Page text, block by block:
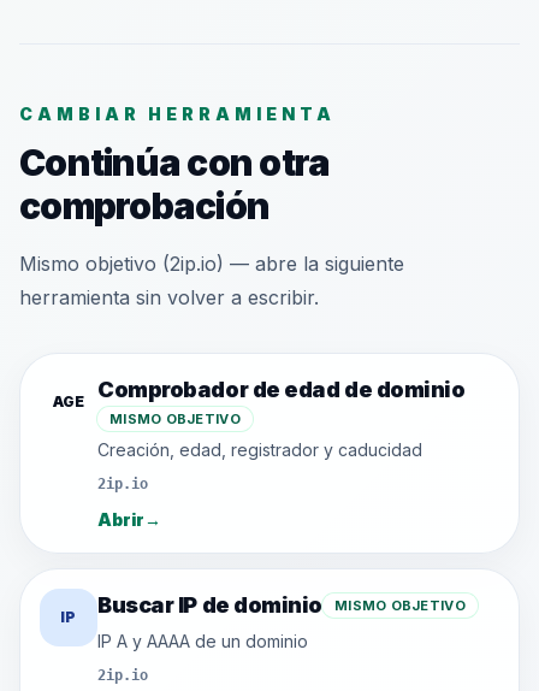
CAMBIAR HERRAMIENTA
Continúa con otra
comprobación
Mismo objetivo (2ip.io) — abre la siguiente
herramienta sin volver a escribir.
AGE Comprobador de edad de dominio
MISMO OBJETIVO
Creación, edad, registrador y caducidad
2ip.io
Abrir→
IP Buscar IP de dominio MISMO OBJETIVO
IP A y AAAA de un dominio
2ip.io